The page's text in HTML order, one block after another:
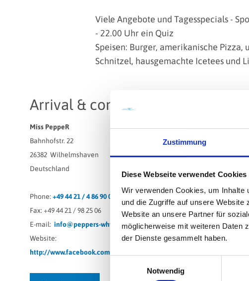
Zustimmung
Diese Webseite verwendet Cookies
Wir verwenden Cookies, um Inhalte
und die Zugriffe auf unsere
Website an unsere Partner für
möglicherweise mit weiteren Daten
der Dienste gesammelt haben.
Notwendig
Viele Angebote und Tagesspecials -
- 22.00 Uhr ein Quiz
Speisen: Burger, amerikanische
Schnitzel, hausgemachte Icetees und
Arrival & contact
Miss PeppeR
Bahnhofstr. 22
26382 Wilhelmshaven
Deutschland
Phone: +49 44 21 / 4 86 90 01
Fax: +49 44 21 / 98 25 06
E-mail: info@peppers-whv.de
Website:
http://www.facebook.com/mispepperwhv/